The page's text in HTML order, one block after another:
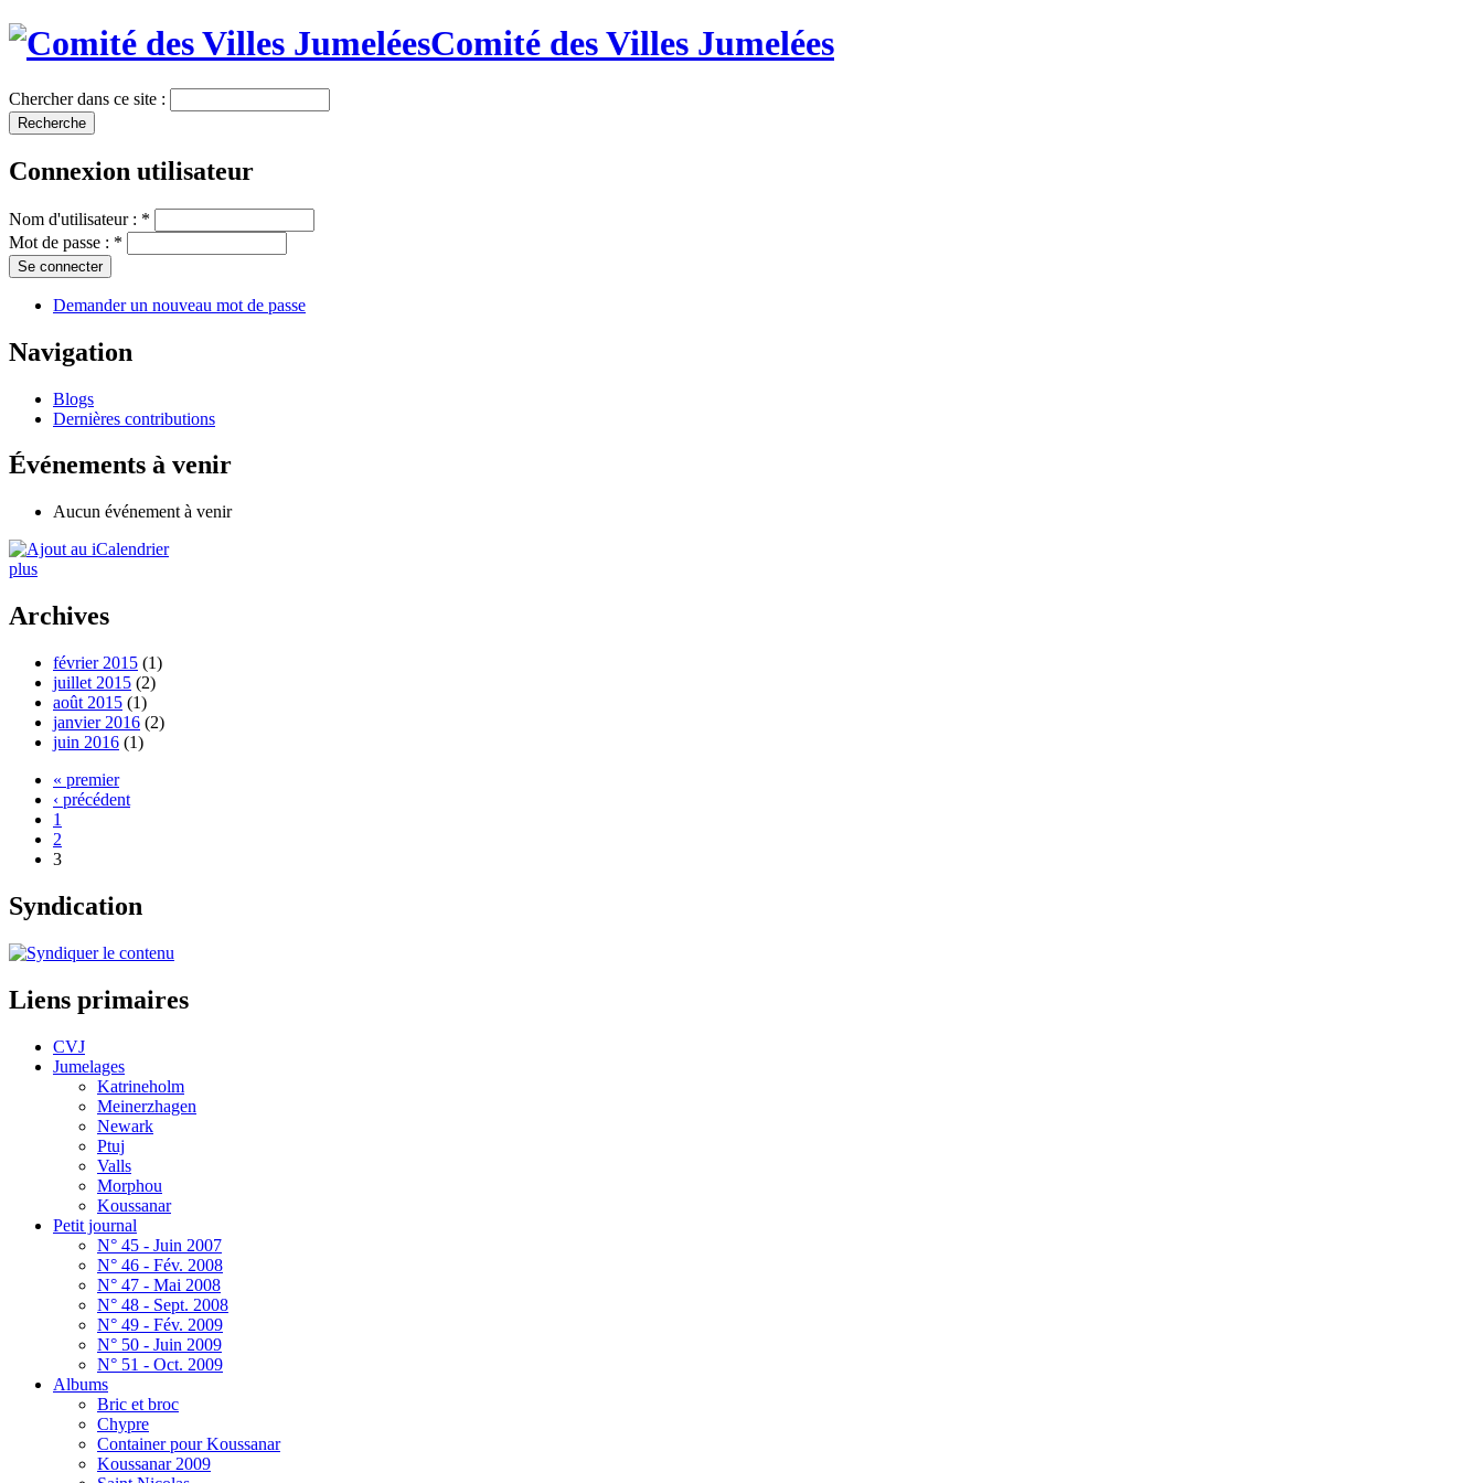
Comité des Villes Jumelées
Chercher dans ce site :
Connexion utilisateur
Nom d'utilisateur : *
Mot de passe : *
Demander un nouveau mot de passe
Navigation
Blogs
Dernières contributions
Événements à venir
Aucun événement à venir
plus
Archives
février 2015 (1)
juillet 2015 (2)
août 2015 (1)
janvier 2016 (2)
juin 2016 (1)
« premier
‹ précédent
1
2
3
Syndication
Liens primaires
CVJ
Jumelages
Katrineholm
Meinerzhagen
Newark
Ptuj
Valls
Morphou
Koussanar
Petit journal
N° 45 - Juin 2007
N° 46 - Fév. 2008
N° 47 - Mai 2008
N° 48 - Sept. 2008
N° 49 - Fév. 2009
N° 50 - Juin 2009
N° 51 - Oct. 2009
Albums
Bric et broc
Chypre
Container pour Koussanar
Koussanar 2009